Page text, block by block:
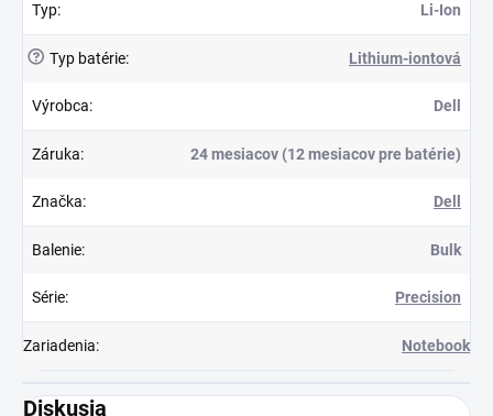
Typ: Li-Ion
? Typ batérie: Lithium-iontová
Výrobca: Dell
Záruka: 24 mesiacov (12 mesiacov pre batérie)
Značka: Dell
Balenie: Bulk
Série: Precision
Zariadenia: Notebook
Diskusia